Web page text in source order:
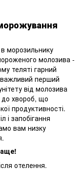
морозильнику
молозива -
теляті гарний
перший
від молозива
до хвороб, що
продуктивності.
і запобігання
вам низку
отелення.